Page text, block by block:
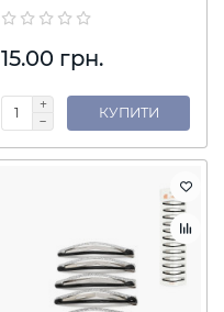
15.00 грн.
КУПИТИ